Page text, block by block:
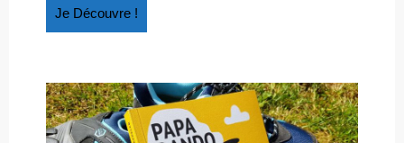
Je Découvre !
Découvre